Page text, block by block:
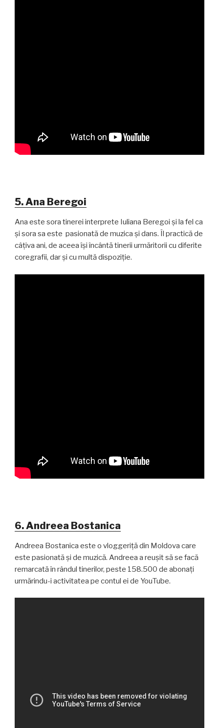
5. Ana Beregoi
Ana este sora tinerei interprete Iuliana Beregoi și la fel ca
și sora sa este pasionată de muzica și dans. Îl practică de
câțiva ani, de aceea își încântă tinerii urmăritorii cu diferite
coregrafii, dar și cu multă dispoziție.
6. Andreea Bostanica
Andreea Bostanica este o vloggeriță din Moldova care
este pasionată și de muzică. Andreea a reușit să se facă
remarcată în rândul tinerilor, peste 158.500 de abonați
urmărindu-i activitatea pe contul ei de YouTube.